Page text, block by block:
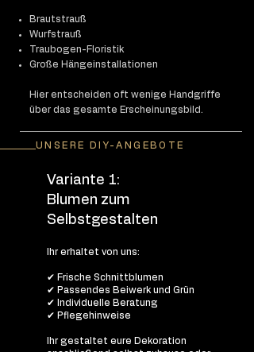
Brautstrauß
Wurfstrauß
Traubogen-Floristik
Große Hängeinstallationen
​Hier entscheiden oft wenige Handgriffe
über das gesamte Erscheinungsbild.
UNSERE DIY-ANGEBOTE
Variante 1:
Blumen zum
Selbstgestalten
Ihr erhaltet von uns:
✔ Frische Schnittblumen
✔ Passendes Beiwerk und Grün
✔ Individuelle Beratung
✔ Pflegehinweise
Ihr gestaltet eure Dekoration